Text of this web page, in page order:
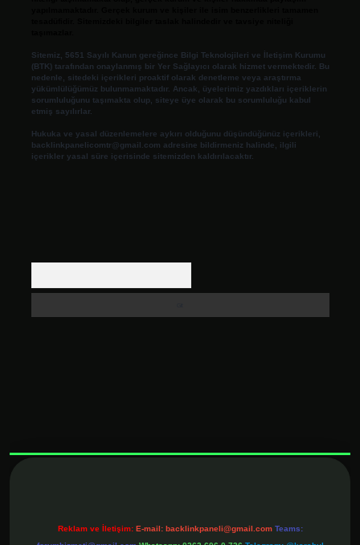
Sitemiz, 5651 Sayılı Kanun gereğince Bilgi Teknolojileri ve İletişim Kurumu
(BTK) tarafından onaylanmış bir Yer Sağlayıcı olarak hizmet vermektedir. Bu
nedenle, sitedeki içerikleri proaktif olarak denetleme veya araştırma
yükümlülüğümüz bulunmamaktadır. Ancak, üyelerimiz yazdıkları içeriklerin
sorumluluğunu taşımakta olup, siteye üye olarak bu sorumluluğu kabul
etmiş sayılırlar.
Hukuka ve yasal düzenlemelere aykırı olduğunu düşündüğünüz içerikleri,
backlinkpanelicomtr@gmail.com adresine bildirmeniz halinde, ilgili
içerikler yasal süre içerisinde sitemizden kaldırılacaktır.
Reklam ve İletişim: E-mail: backlinkpaneli@gmail.com Teams: